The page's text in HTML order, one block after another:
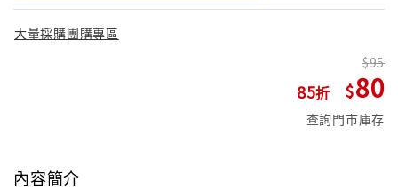
大量採購團購專區
85
95
80
查詢門市庫存
內容簡介